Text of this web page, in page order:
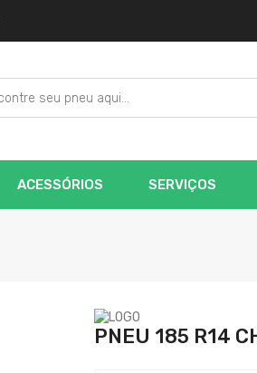
ACESSÓRIOS SERVIÇOS
PNEU 185 R14